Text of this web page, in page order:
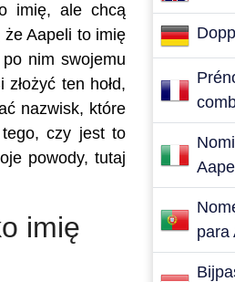
imię, ale chcą
Aapeli to imię
nim swojemu
ten hołd,
nazwisk, które
czy jest to
powody, tutaj
imię
para